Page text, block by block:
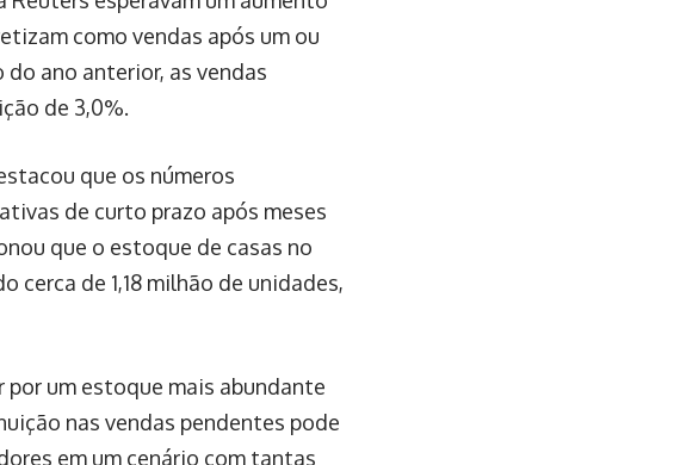
como vendas após um ou
do ano anterior, as vendas
de 3,0%.
que os números
de curto prazo após meses
que o estoque de casas no
de 1,18 milhão de unidades,
por um estoque mais abundante
nas vendas pendentes pode
em um cenário com tantas